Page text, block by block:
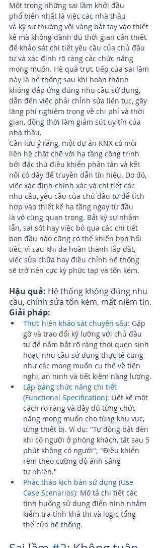
Một trong những sai lầm khởi đầu
phổ biến nhất là việc các nhà thầu
và kỹ sư thường vội vàng bắt tay vào thiết
kế mà không dành đủ thời gian cần thiết
để khảo sát chi tiết yêu cầu của chủ đầu
tư và xác định rõ ràng các chức năng
mong muốn. Hệ quả trực tiếp của sai lầm
này là hệ thống sau khi hoàn thành
không đáp ứng đúng nhu cầu sử dụng,
dẫn đến việc phải chỉnh sửa liên tục, gây
lãng phí nghiêm trọng về chi phí và thời
gian, đồng thời làm giảm sút uy tín của
nhà thầu.
Cần lưu ý rằng, một dự án KNX có mối
liên hệ chặt chẽ với hạ tầng công trình
bởi đặc thù điều khiển phân tán và kết
nối có dây để truyền dẫn tín hiệu. Do đó,
việc xác định chính xác và chi tiết các
nhu cầu, yêu cầu của chủ đầu tư để tích
hợp vào thiết kế hạ tầng ngay từ đầu
là vô cùng quan trọng. Bất kỳ sự nhầm
lẫn, sai sót hay việc bỏ qua các chi tiết
ban đầu nào cũng có thể khiến bạn hối
tiếc, vì sau khi đã hoàn thành lắp đặt,
việc sửa chữa hay điều chỉnh hệ thống
sẽ trở nên cực kỳ phức tạp và tốn kém.
Hậu quả: Hệ thống không đúng nhu
cầu, chỉnh sửa tốn kém, mất niềm tin.
Giải pháp:
Thực hiện khảo sát chuyên sâu: Gặp
gỡ và trao đổi kỹ lưỡng với chủ đầu
tư để nắm bắt rõ ràng thói quen sinh
hoạt, nhu cầu sử dụng thực tế cũng
như các mong muốn cụ thể về tiện
nghi, an ninh và tiết kiệm năng lượng.
Lập bảng chức năng chi tiết
(Functional Specification): Liệt kê một
cách rõ ràng và đầy đủ từng chức
năng mong muốn cho từng khu vực,
từng thiết bị. Ví dụ: "Tự động bật đèn
khi có người ở phòng khách, tắt sau 5
phút không có người"; "Điều khiển
rèm theo cường độ ánh sáng
tự nhiên."
Phác thảo kịch bản sử dụng (Use
Case Scenarios): Mô tả chi tiết các
tình huống sử dụng điển hình nhằm
kiểm tra tính khả thi và logic tổng
thể của hệ thống.